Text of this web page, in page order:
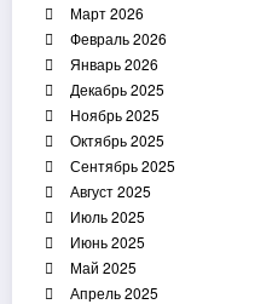
Март 2026
Февраль 2026
Январь 2026
Декабрь 2025
Ноябрь 2025
Октябрь 2025
Сентябрь 2025
Август 2025
Июль 2025
Июнь 2025
Май 2025
Апрель 2025